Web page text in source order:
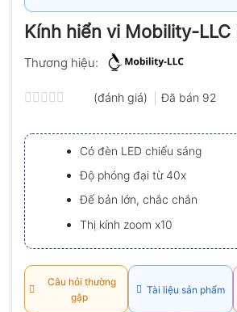
Kính hiển vi Mobility-LLC
Thương hiệu:
hạng
0.0
5
sao
(đánh giá) Đã bán 92
Có đèn LED chiếu sáng
Độ phóng đại từ 40x
Đế bản lớn, chắc chắn
Thị kính zoom x10
Câu hỏi thường
gặp
Tài liệu sản phẩm